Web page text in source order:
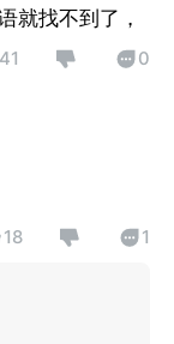
就找不到了，
41 0
18 1